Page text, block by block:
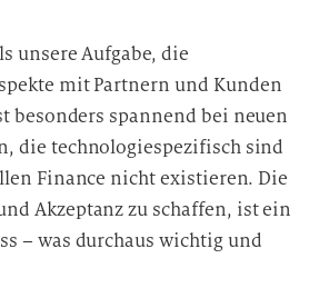
unsere Aufgabe, die
mit Partnern und Kunden
besonders spannend bei neuen
die technologiespezifisch sind
Finance nicht existieren. Die
Akzeptanz zu schaffen, ist ein
– was durchaus wichtig und